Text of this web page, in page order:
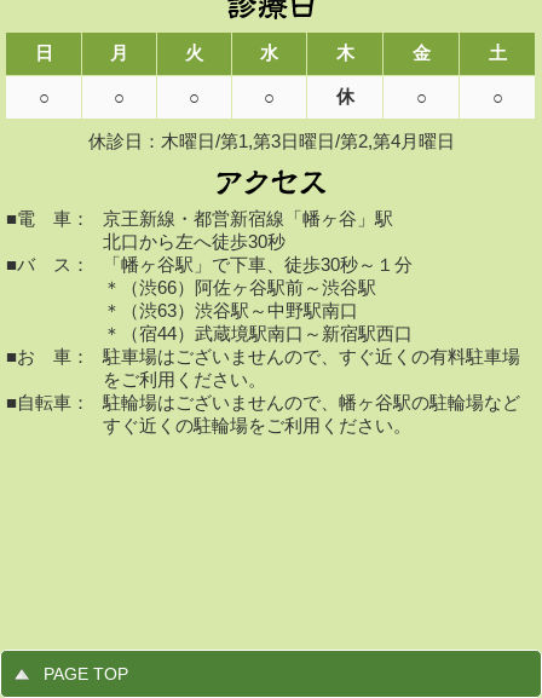
日 月 火 水 木 金 土
○ ○ ○ ○ 休 ○ ○
休診日：木曜日/第1,第3日曜日/第2,第4月曜日
■電 車：
京王新線・都営新宿線「幡ヶ谷」駅
北口から左へ徒歩30秒
■バ ス：
「幡ヶ谷駅」で下車、徒歩30秒～１分
＊（渋66）阿佐ヶ谷駅前～渋谷駅
＊（渋63）渋谷駅～中野駅南口
＊（宿44）武蔵境駅南口～新宿駅西口
■お 車：
駐車場はございませんので、すぐ近くの有料駐車場
をご利用ください。
■自転車：
駐輪場はございませんので、幡ヶ谷駅の駐輪場など
すぐ近くの駐輪場をご利用ください。
PAGE TOP